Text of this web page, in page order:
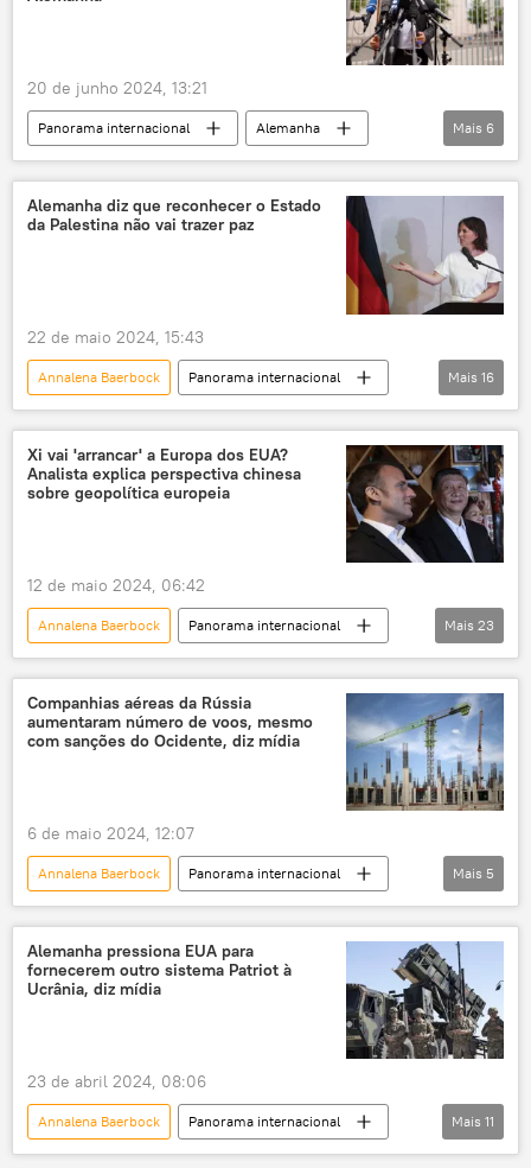
Conselho da União Europeia
Comissão Europeia
Josep Borrell
Charles Michel
Ministério das Relações Exteriores
Peter Szijjarto
Moscou
Eslováquia
20 de junho 2024, 13:21
Panorama internacional
Alemanha
Europa
Terceiro Reich
Waffen-SS
Partido Nazista
Nazismo
Adolf Hitler
Mais 6
Alemanha diz que reconhecer o Estado
da Palestina não vai trazer paz
22 de maio 2024, 15:43
Annalena Baerbock
Panorama internacional
Europa
Palestina
Faixa de Gaza
reconhecimento
Estado
Alemanha
Noruega
Espanha
Irlanda
Ministério das Relações Exteriores
União Europeia
solução de dois Estados
Mais 16
Xi vai 'arrancar' a Europa dos EUA?
Analista explica perspectiva chinesa
sobre geopolítica europeia
12 de maio 2024, 06:42
Annalena Baerbock
Panorama internacional
Europa
Ásia e Oceania
China
Sérvia
Xi Jinping
Emmanuel Macron
bombardeio da OTAN de 1999
política
Iniciativa Cinturão e Rota
Organização do Tratado do Atlântico Norte
OTAN
Nord Stream
Sputnik
Ursula von der Leyen
Mais 23
Companhias aéreas da Rússia
aumentaram número de voos, mesmo
com sanções do Ocidente, diz mídia
6 de maio 2024, 12:07
Annalena Baerbock
Panorama internacional
Europa
Ocidente
Rússia
Die Welt
Alemanha
Mais 5
Alemanha pressiona EUA para
fornecerem outro sistema Patriot à
Ucrânia, diz mídia
23 de abril 2024, 08:06
Annalena Baerbock
Panorama internacional
Europa
Uniao Europeia
Mais 11